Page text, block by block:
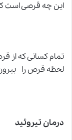
این چه قرصی است
تمام کسانی که از
لحظه قرص را
درمان تیروئید